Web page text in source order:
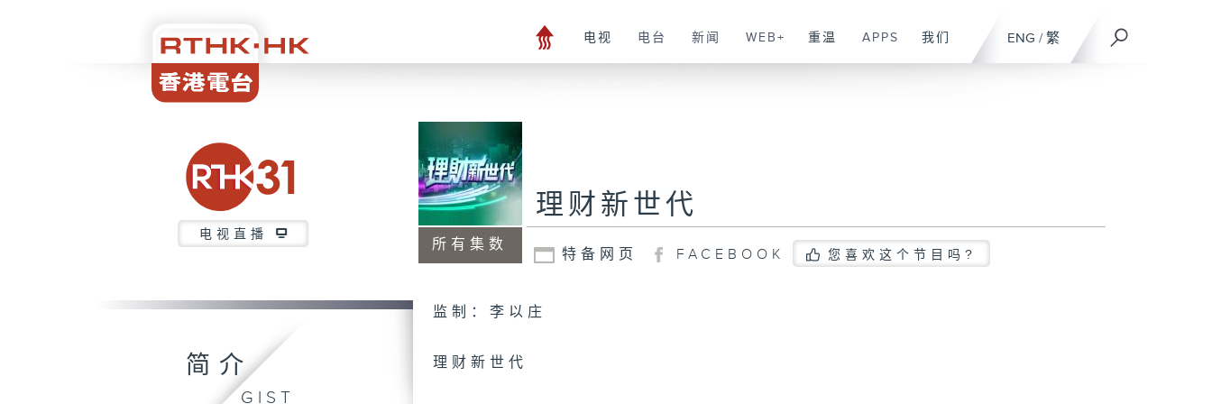
ENG / 繁
电视 电台 新闻 WEB+ 重温 APPS 我们
电视直播
所有集数
理财新世代
特备网页 FACEBOOK 您喜欢这个节目吗?
简介
GIST
监制：李以庄
理财新世代